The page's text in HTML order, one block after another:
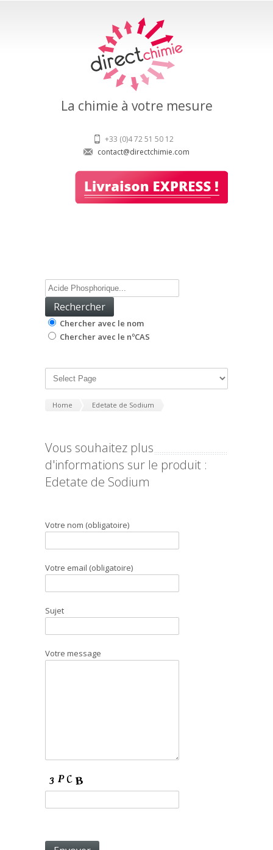
La chimie à votre mesure
+33 (0)4 72 51 50 12
contact@directchimie.com
Chercher avec le nom
Chercher avec le nºCAS
Home Edetate de Sodium
Vous souhaitez plus
d'informations sur le produit :
Edetate de Sodium
Votre nom (obligatoire)
Votre email (obligatoire)
Sujet
Votre message